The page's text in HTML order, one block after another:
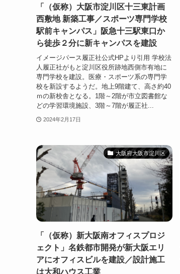
「（仮称）大阪市淀川区十三東計画
西敷地 新築工事／スポーツ専門学校
駅前キャンパス」阪急十三駅東口か
ら徒歩２分に新キャンパスを建設
イメージパース履正社公式HPより引用 学校法
人履正社がもと淀川区役所跡地西側市有地に
専門学校を建設。医療・スポーツ系の専門学
校を新設するようだ。地上9階建て、高さ約40
ｍの新校舎となる。1階～2階が市立図書館な
どの学習環境施設、3階～7階が履正社...
2024年2月17日
大阪府大阪市淀川区
「（仮称）新大阪南オフィスプロジ
ェクト」名鉄都市開発が新大阪エリ
アにオフィスビルを建設／設計施工
は大和ハウス工業